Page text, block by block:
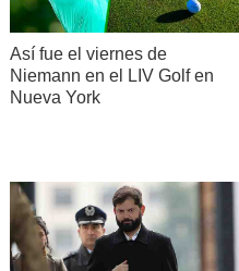
Así fue el viernes de
Niemann en el LIV Golf en
Nueva York